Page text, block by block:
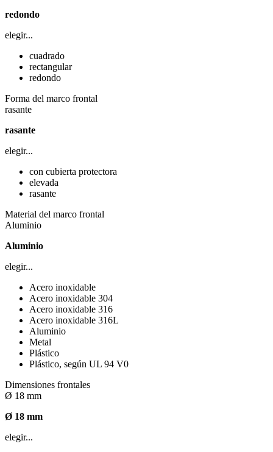
redondo
elegir...
cuadrado
rectangular
redondo
Forma del marco frontal
rasante
rasante
elegir...
con cubierta protectora
elevada
rasante
Material del marco frontal
Aluminio
Aluminio
elegir...
Acero inoxidable
Acero inoxidable 304
Acero inoxidable 316
Acero inoxidable 316L
Aluminio
Metal
Plástico
Plástico, según UL 94 V0
Dimensiones frontales
Ø 18 mm
Ø 18 mm
elegir...